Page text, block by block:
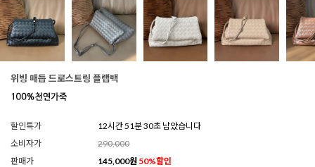
위빙 매듭 드로스트링 플랩백
할인특가
12시간 51분 27초 남았습니다
소비자가
290,000
판매가
145,000원 50%할인